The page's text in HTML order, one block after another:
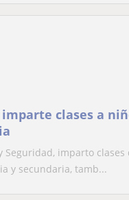
clases a
imparto
y secundaria, tamb...